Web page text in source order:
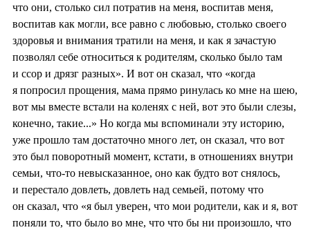
что они, столько сил потратив на меня, воспитав меня,
воспитав как могли, все равно с любовью, столько своего
здоровья и внимания тратили на меня, и как я зачастую
позволял себе относиться к родителям, сколько было там
и ссор и дрязг разных». И вот он сказал, что «когда
я попросил прощения, мама прямо ринулась ко мне на шею,
вот мы вместе встали на коленях с ней, вот это были слезы,
конечно, такие...» Но когда мы вспоминали эту историю,
уже прошло там достаточно много лет, он сказал, что вот
это был поворотный момент, кстати, в отношениях внутри
семьи, что-то невысказанное, оно как будто вот снялось,
и перестало довлеть, довлеть над семьей, потому что
он сказал, что «я был уверен, что мои родители, как и я, вот
поняли то, что было во мне, что что бы ни произошло, что